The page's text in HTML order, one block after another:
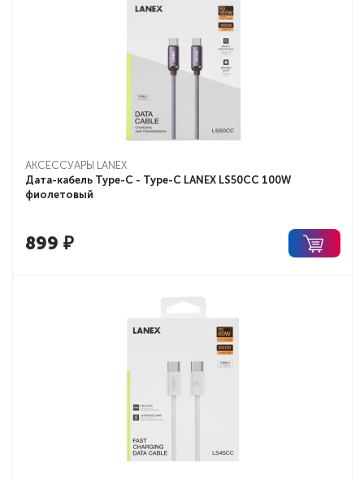
АКСЕССУАРЫ LANEX
Дата-кабель Type-C - Type-C LANEX LS50CC 100W
фиолетовый
899 ₽